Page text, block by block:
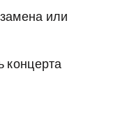
или
концерта